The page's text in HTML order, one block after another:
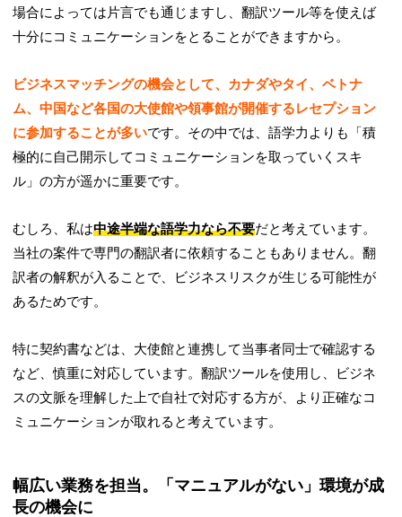
場合によっては片言でも通じますし、翻訳ツール等を使えば
十分にコミュニケーションをとることができますから。
ビジネスマッチングの機会として、カナダやタイ、ベトナ
ム、中国など各国の大使館や領事館が開催するレセプション
に参加することが多いです。その中では、語学力よりも「積
極的に自己開示してコミュニケーションを取っていくスキ
ル」の方が遥かに重要です。
むしろ、私は中途半端な語学力なら不要だと考えています。
当社の案件で専門の翻訳者に依頼することもありません。翻
訳者の解釈が入ることで、ビジネスリスクが生じる可能性が
あるためです。
特に契約書などは、大使館と連携して当事者同士で確認する
など、慎重に対応しています。翻訳ツールを使用し、ビジネ
スの文脈を理解した上で自社で対応する方が、より正確なコ
ミュニケーションが取れると考えています。
幅広い業務を担当。「マニュアルがない」環境が成
長の機会に